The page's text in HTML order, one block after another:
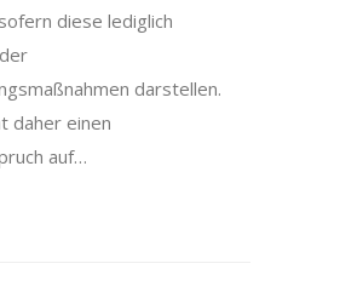
diese lediglich
darstellen.
daher einen
auf…